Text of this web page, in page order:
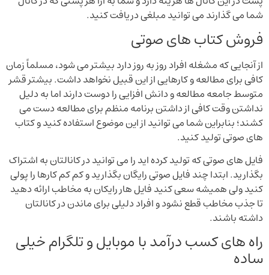
شما می گذارند می توانید مبلغی دریافت کنید.
فروش کتاب های صوتی
از آنجایی که مشغله افراد روز به روز دارد بیشتر می شود، مسلماً زمان
کافی برای مطالعه و کارهایی از این قبیل نخواهد داشت. بیشتر قشر
متوسط جامعه مطالعه و دانش افزایی را دوست دارند اما به دلیل
نداشتن وقت کافی از داشتن برنامه منظم برای مطالعه دست می
کشند؛ بنابراین شما می توانید از این موضوع استفاده کنید و کتاب
های صوتی تولید کنید.
فایل های صوتی که تولید کرده اید را می توانید در کانالتان به اشتراک
بگذارید. ابتدا چند فایل صوتی رایگان بگذارید و کم کم کارها را پولی
کنید ولی همیشه سعی کنید فایل هار رایکان به مخاطب ارائه دهید
تا جذب مخاطب قطع نشود و افراد دلیلی برای ماندن در کانالتان
داشته باشند.
راه های کسب درآمد با موبایل و تلگرام خیلی
ساده